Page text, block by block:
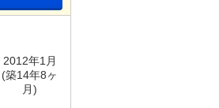
2012年1月
(築14年8ヶ
月)